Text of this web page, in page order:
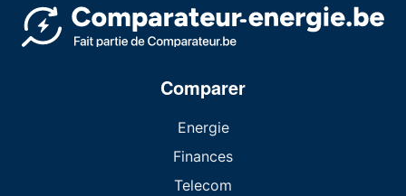
Comparer
Energie
Finances
Telecom